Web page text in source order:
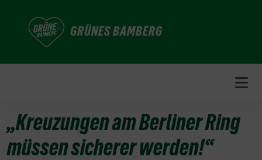
GRÜNES BAMBERG
„Kreuzungen am Berliner Ring
müssen sicherer werden!“